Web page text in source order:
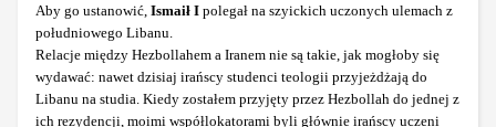
Aby go ustanowić, Ismaił I polegał na szyickich uczonych ulemach z
południowego Libanu.
Relacje między Hezbollahem a Iranem nie są takie, jak mogłoby się
wydawać: nawet dzisiaj irańscy studenci teologii przyjeżdżają do
Libanu na studia. Kiedy zostałem przyjęty przez Hezbollah do jednej z
ich rezydencji, moimi współlokatorami byli głównie irańscy uczeni